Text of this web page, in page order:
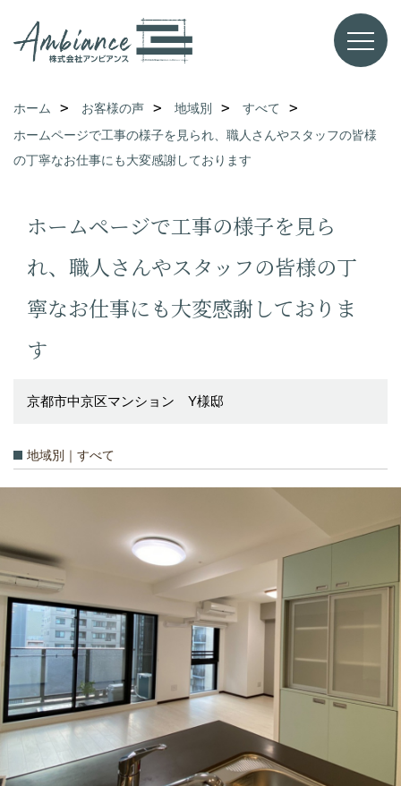
ホーム お客様の声 地域別
すべて
ホームページで工事の様子を見られ、職人さんやスタッフの皆様
の丁寧なお仕事にも大変感謝しております
ホームページで工事の様子を見ら
れ、職人さんやスタッフの皆様の丁
寧なお仕事にも大変感謝しておりま
す
京都市中京区マンション Y様邸
地域別｜すべて